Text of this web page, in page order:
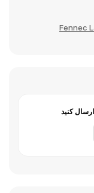
Fennec
ارسال کنید